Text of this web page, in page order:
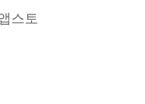
스토